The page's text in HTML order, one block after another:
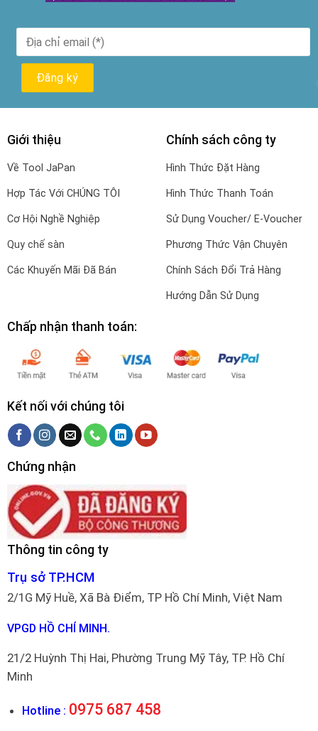
Giới thiệu
Về Tool JaPan
Hợp Tác Với CHÚNG TÔI
Cơ Hội Nghề Nghiệp
Quy chế sàn
Các Khuyến Mãi Đã Bán
Chính sách công ty
Hình Thức Đặt Hàng
Hình Thức Thanh Toán
Sử Dụng Voucher/ E-Voucher
Phương Thức Vận Chuyên
Chính Sách Đổi Trả Hàng
Hướng Dẫn Sử Dụng
Chấp nhận thanh toán:
Kết nối với chúng tôi
Chứng nhận
Thông tin công ty
Trụ sở TP.HCM
2/1G Mỹ Huề, Xã Bà Điểm, TP Hồ Chí Minh, Việt Nam
VPGD HỒ CHÍ MINH.
21/2 Huỳnh Thị Hai, Phường Trung Mỹ Tây, TP. Hồ Chí
Minh
Hotline : 0975 687 458